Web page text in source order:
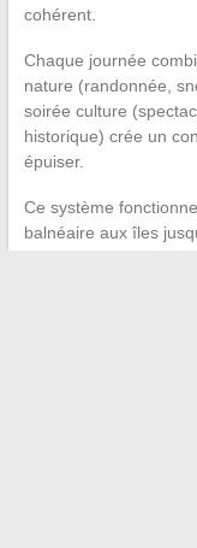
cohérent.
Chaque journée
nature (randonnée,
soirée culture
historique) crée un
épuiser.
Ce système
balnéaire aux îles